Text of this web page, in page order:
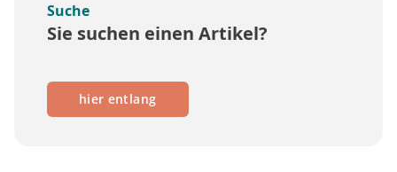
Suche
Sie suchen einen Artikel?
hier entlang